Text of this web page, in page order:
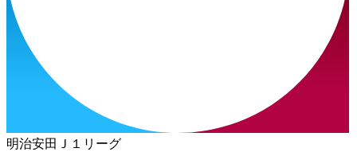
明治安田Ｊ１リーグ